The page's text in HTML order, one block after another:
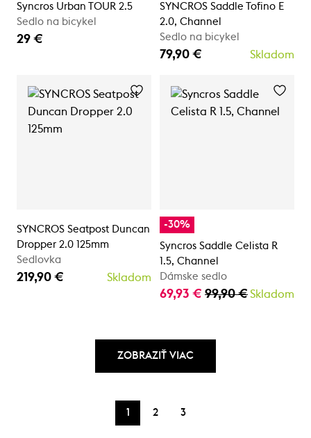
Syncros Urban TOUR 2.5
Sedlo na bicykel
29 €
SYNCROS Saddle Tofino E
2.0, Channel
Sedlo na bicykel
79,90 € Skladom
SYNCROS Seatpost Duncan
Dropper 2.0 125mm
Sedlovka
219,90 € Skladom
-30%
Syncros Saddle Celista R
1.5, Channel
Dámske sedlo
69,93 € 99,90 €Skladom
ZOBRAZIŤ VIAC
1 2 3